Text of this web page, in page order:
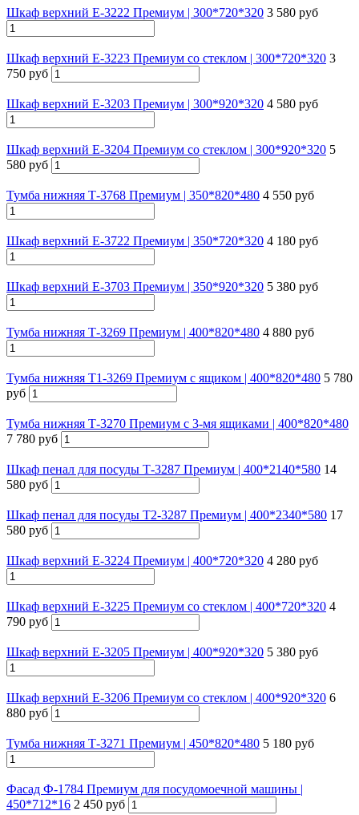
Шкаф верхний Е-3222 Премиум | 300*720*320 3 580 руб
Шкаф верхний Е-3223 Премиум со стеклом | 300*720*320 3
750 руб
Шкаф верхний Е-3203 Премиум | 300*920*320 4 580 руб
Шкаф верхний Е-3204 Премиум со стеклом | 300*920*320 5
580 руб
Тумба нижняя Т-3768 Премиум | 350*820*480 4 550 руб
Шкаф верхний Е-3722 Премиум | 350*720*320 4 180 руб
Шкаф верхний Е-3703 Премиум | 350*920*320 5 380 руб
Тумба нижняя Т-3269 Премиум | 400*820*480 4 880 руб
Тумба нижняя Т1-3269 Премиум с ящиком | 400*820*480 5 780
руб
Тумба нижняя Т-3270 Премиум с 3-мя ящиками | 400*820*480
7 780 руб
Шкаф пенал для посуды Т-3287 Премиум | 400*2140*580 14
580 руб
Шкаф пенал для посуды Т2-3287 Премиум | 400*2340*580 17
580 руб
Шкаф верхний Е-3224 Премиум | 400*720*320 4 280 руб
Шкаф верхний Е-3225 Премиум со стеклом | 400*720*320 4
790 руб
Шкаф верхний Е-3205 Премиум | 400*920*320 5 380 руб
Шкаф верхний Е-3206 Премиум со стеклом | 400*920*320 6
880 руб
Тумба нижняя Т-3271 Премиум | 450*820*480 5 180 руб
Фасад Ф-1784 Премиум для посудомоечной машины |
450*712*16 2 450 руб